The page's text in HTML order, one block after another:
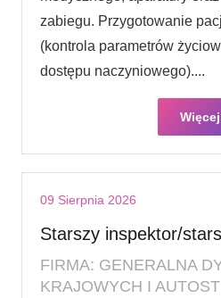
zabiegu. Przygotowanie
(kontrola parametrów
dostępu naczyniowego)....
Więcej
09 Sierpnia 2026
Starszy inspektor/
FIRMA: GENERALNA
KRAJOWYCH I